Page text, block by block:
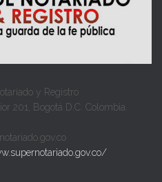
y Registro
201, Bogotá D.C. Colombia.